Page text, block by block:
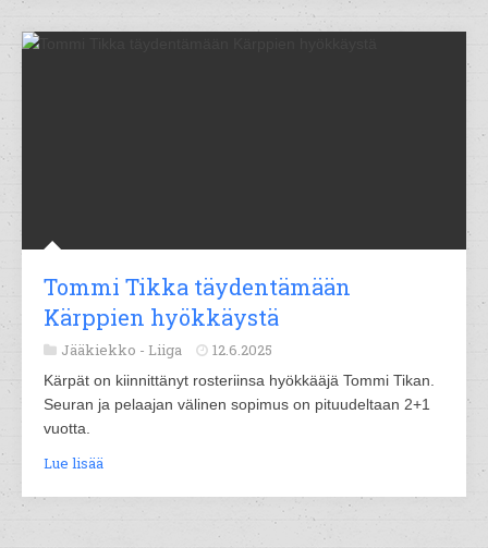
Tommi Tikka täydentämään
Kärppien hyökkäystä
Jääkiekko - Liiga 12.6.2025
Kärpät on kiinnittänyt rosteriinsa hyökkääjä Tommi Tikan.
Seuran ja pelaajan välinen sopimus on pituudeltaan 2+1
vuotta.
Lue lisää